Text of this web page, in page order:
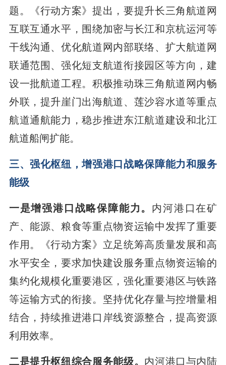
题。《行动方案》提出，要提升长三角航道网
互联互通水平，围绕加密与长江和京杭运河等
干线沟通、优化航道网内部联络、扩大航道网
联通范围、强化短支航道衔接园区等方向，建
设一批航道工程。积极推动珠三角航道网内畅
外联，提升崖门出海航道、莲沙容水道等重点
航道通航能力，稳步推进东江航道建设和北江
航道船闸扩能。
三、强化枢纽，增强港口战略保障能力和服务
能级
一是增强港口战略保障能力。 内河港口在矿
产、能源、粮食等重点物资运输中发挥了重要
作用。《行动方案》立足统筹高质量发展和高
水平安全，要求加快建设服务重点物资运输的
集约化规模化重要港区，强化重要港区与铁路
等运输方式的衔接。坚持优化存量与控增量相
结合，持续推进港口岸线资源整合，提高资源
利用效率。
二是提升枢纽综合服务能级。 内河港口与内陆